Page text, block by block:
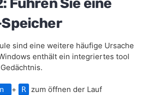
sind eine weitere häufige Ursache
enthält ein integriertes tool
+ R
zum öffnen der Lauf